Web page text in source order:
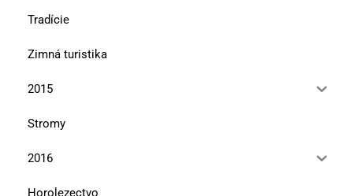
Tradície
Zimná turistika
2015
Stromy
2016
Horolezectvo